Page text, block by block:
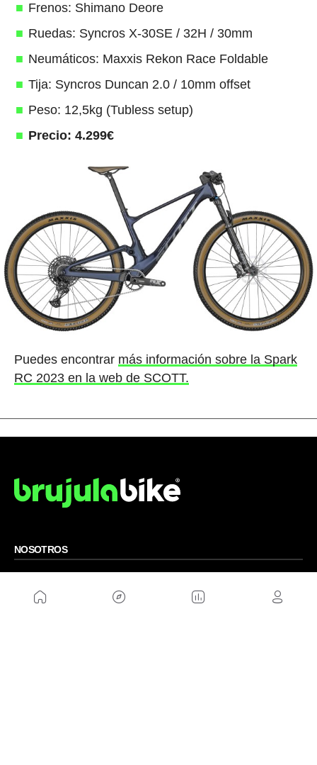
Frenos: Shimano Deore
Ruedas: Syncros X-30SE / 32H / 30mm
Neumáticos: Maxxis Rekon Race Foldable
Tija: Syncros Duncan 2.0 / 10mm offset
Peso: 12,5kg (Tubless setup)
Precio: 4.299€
Puedes encontrar más información sobre la Spark
RC 2023 en la web de SCOTT.
NOSOTROS
Aviso Legal
Anúnciate con nosotros